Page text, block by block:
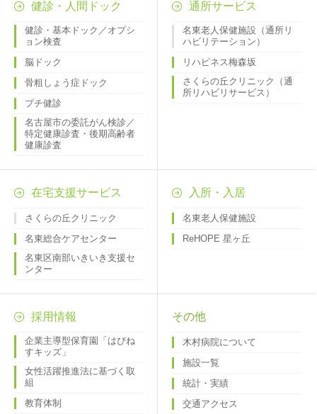
健診・人間ドック
健診・基本ドック／オプシ
ョン検査
脳ドック
骨粗しょう症ドック
プチ健診
名古屋市の委託がん検診／
特定健康診査・後期高齢者
健康診査
通所サービス
名東老人保健施設（通所リ
ハビリテーション）
リハピネス梅森坂
さくらの丘クリニック（通
所リハビリサービス）
在宅支援サービス
さくらの丘クリニック
名東総合ケアセンター
名東区南部いきいき支援セ
ンター
入所・入居
名東老人保健施設
ReHOPE 星ヶ丘
採用情報
企業主導型保育園「はぴね
すキッズ」
女性活躍推進法に基づく取
組
教育体制
その他
木村病院について
施設一覧
統計・実績
交通アクセス